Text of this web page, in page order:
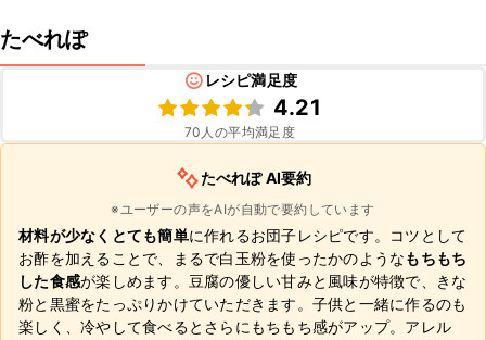
たべれぽ
レシピ満足度
4.21
70 人の平均満足度
たべれぽ AI要約
※ユーザーの声をAIが自動で要約しています
材料が少なくとても簡単に作れるお団子レシピです。コツとして
お酢を加えることで、まるで白玉粉を使ったかのようなもちもち
した食感が楽しめます。豆腐の優しい甘みと風味が特徴で、きな
粉と黒蜜をたっぷりかけていただきます。子供と一緒に作るのも
楽しく、冷やして食べるとさらにもちもち感がアップ。アレル